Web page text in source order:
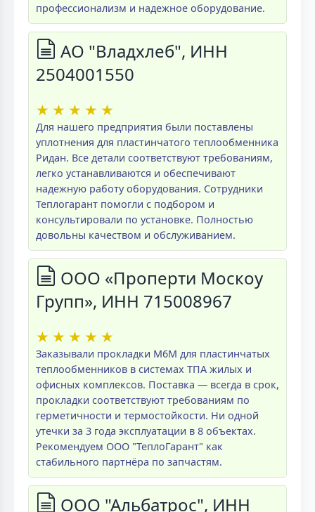
профессионализм и надежное оборудование.
АО "Владхлеб", ИНН
2504001550
★ ★ ★ ★ ★
Для нашего предприятия были поставлены
уплотнения для пластинчатого теплообменника
Ридан. Все детали соответствуют требованиям,
легко устанавливаются и обеспечивают
надежную работу оборудования. Сотрудники
Теплогарант помогли с подбором и
консультировали по установке. Полностью
довольны качеством и обслуживанием.
ООО «Проперти Москоу
Групп», ИНН 715008967
★ ★ ★ ★ ★
Заказывали прокладки M6M для пластинчатых
теплообменников в системах ТПА жилых и
офисных комплексов. Поставка — всегда в срок,
прокладки соответствуют требованиям по
герметичности и термостойкости. Ни одной
утечки за 3 года эксплуатации в 8 объектах.
Рекомендуем ООО "ТеплоГарант" как
стабильного партнёра по запчастям.
ООО "Альбатрос", ИНН